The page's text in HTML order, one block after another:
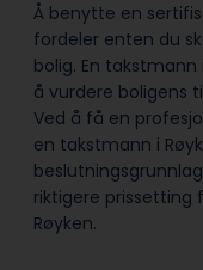
Å benytte en
fordeler enten du
bolig. En
å vurdere boligens
Ved å få en
en takstmann i
riktigere prissetting
Røyken.